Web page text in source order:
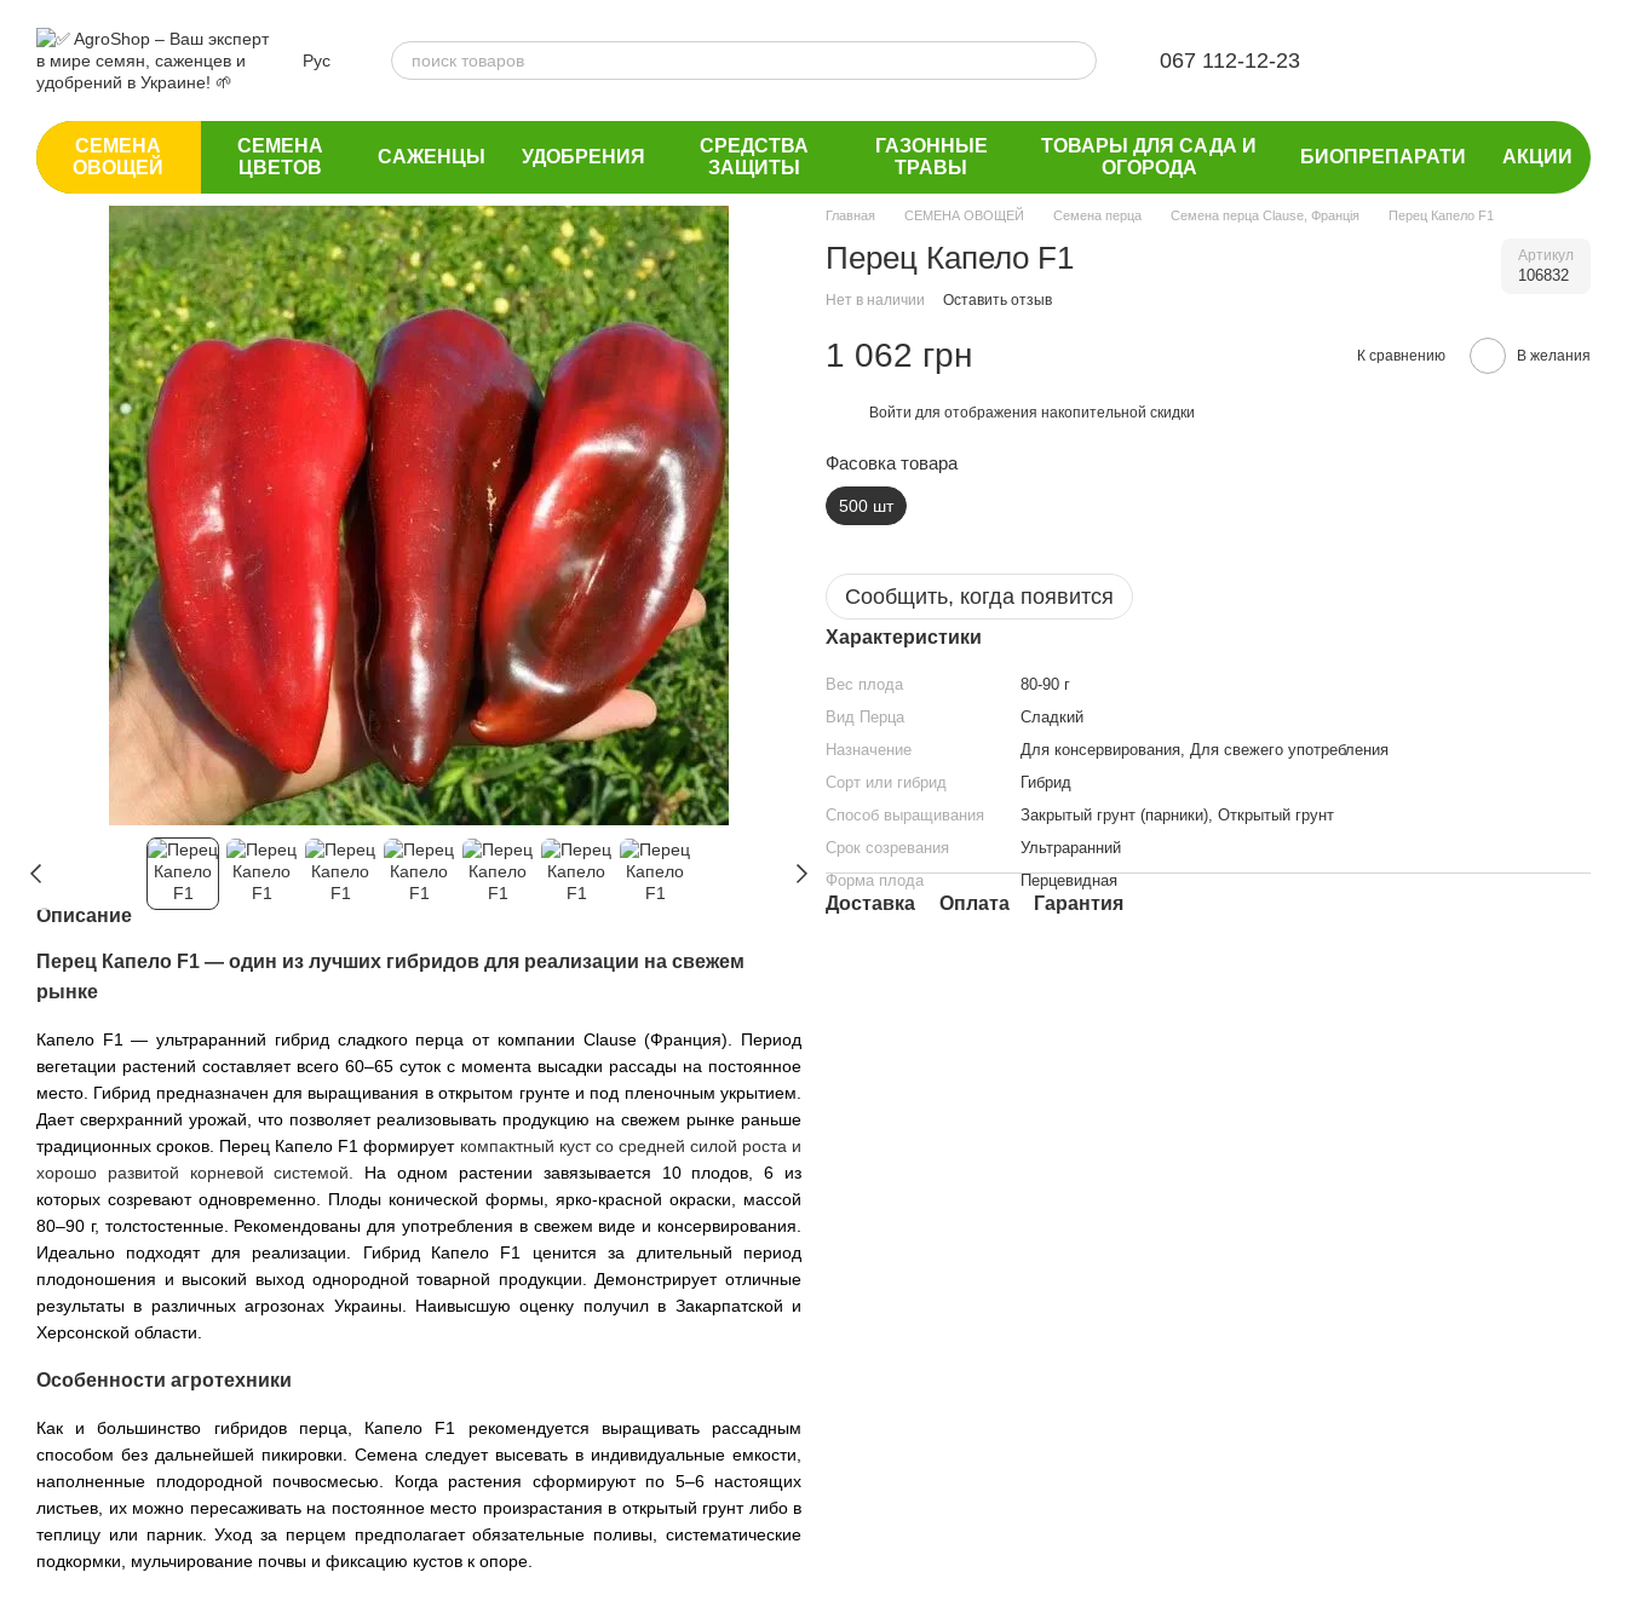
Рус 067 112-12-23
СЕМЕНА
ОВОЩЕЙ
СЕМЕНА
ЦВЕТОВ
САЖЕНЦЫ УДОБРЕНИЯ
СРЕДСТВА
ЗАЩИТЫ
ГАЗОННЫЕ
ТРАВЫ
ТОВАРЫ ДЛЯ САДА И
ОГОРОДА
БИОПРЕПАРАТИ АКЦИИ
Описание
Перец Капело F1 — один из лучших гибридов для реализации на свежем
рынке
Капело F1 — ультраранний гибрид сладкого перца от компании Clause (Франция). Период
вегетации растений составляет всего 60–65 суток с момента высадки рассады на постоянное
место. Гибрид предназначен для выращивания в открытом грунте и под пленочным укрытием.
Дает сверхранний урожай, что позволяет реализовывать продукцию на свежем рынке раньше
традиционных сроков. Перец Капело F1 формирует компактный куст со средней силой роста и
хорошо развитой корневой системой. На одном растении завязывается 10 плодов, 6 из
которых созревают одновременно. Плоды конической формы, ярко-красной окраски, массой
80–90 г, толстостенные. Рекомендованы для употребления в свежем виде и консервирования.
Идеально подходят для реализации. Гибрид Капело F1 ценится за длительный период
плодоношения и высокий выход однородной товарной продукции. Демонстрирует отличные
результаты в различных агрозонах Украины. Наивысшую оценку получил в Закарпатской и
Херсонской области.
Особенности агротехники
Как и большинство гибридов перца, Капело F1 рекомендуется выращивать рассадным
способом без дальнейшей пикировки. Семена следует высевать в индивидуальные емкости,
наполненные плодородной почвосмесью. Когда растения сформируют по 5–6 настоящих
листьев, их можно пересаживать на постоянное место произрастания в открытый грунт либо в
теплицу или парник. Уход за перцем предполагает обязательные поливы, систематические
подкормки, мульчирование почвы и фиксацию кустов к опоре.
Главная СЕМЕНА ОВОЩЕЙ Семена перца Семена перца Clause, Франція Перец Капело F1
Перец Капело F1 Артикул
106832
Нет в наличии Оставить отзыв
1 062 грн К сравнению В желания
Войти для отображения накопительной скидки
Фасовка товара
500 шт
Сообщить, когда появится
Характеристики
Вес плода
80-90 г
Вид Перца
Сладкий
Назначение
Для консервирования, Для свежего употребления
Сорт или гибрид
Гибрид
Способ выращивания
Закрытый грунт (парники), Открытый грунт
Срок созревания
Ультраранний
Форма плода
Перцевидная
Доставка Оплата Гарантия